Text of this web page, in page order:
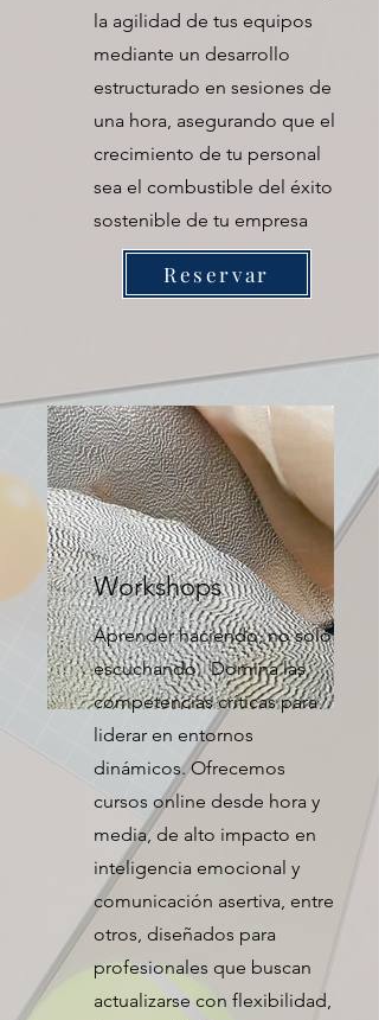
la agilidad de tus equipos
mediante un desarrollo
estructurado en sesiones de
una hora, asegurando que el
crecimiento de tu personal
sea el combustible del éxito
sostenible de tu empresa
Reservar
Workshops
Aprender haciendo, no solo
escuchando. Domina las
competencias críticas para
liderar en entornos
dinámicos. Ofrecemos
cursos online desde hora y
media, de alto impacto en
inteligencia emocional y
comunicación asertiva, entre
otros, diseñados para
profesionales que buscan
actualizarse con flexibilidad,